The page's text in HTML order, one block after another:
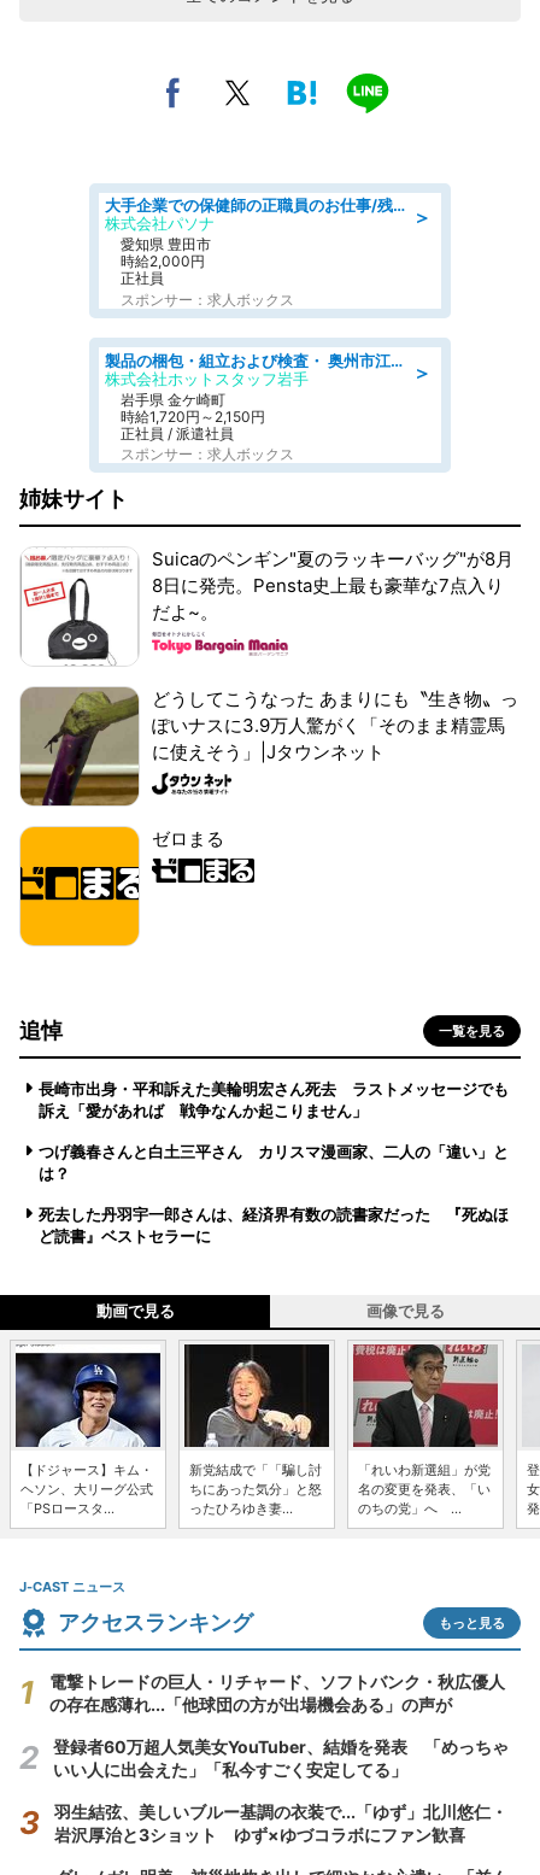
＞
大手企業での保健師の正職員のお仕事/残業なし/要資格:保健師
株式会社パソナ
愛知県 豊田市
時給2,000円
正社員
スポンサー：求人ボックス
＞
製品の梱包・組立および検査・ 奥州市江刺/大手企業で長期安定 梱包・検査・組立/半年経過毎に5万円の報奨金有
株式会社ホットスタッフ岩手
岩手県 金ケ崎町
時給1,720円～2,150円
正社員 / 派遣社員
スポンサー：求人ボックス
姉妹サイト
Suicaのペンギン"夏のラッキーバッグ"が8月
8日に発売。Pensta史上最も豪華な7点入り
だよ~。
どうしてこうなった あまりにも〝生き物〟っ
ぽいナスに3.9万人驚がく「そのまま精霊馬
に使えそう」|Jタウンネット
ゼロまる
追悼 一覧を見る
長崎市出身・平和訴えた美輪明宏さん死去 ラストメッセージでも
訴え「愛があれば 戦争なんか起こりません」
つげ義春さんと白土三平さん カリスマ漫画家、二人の「違い」と
は？
死去した丹羽宇一郎さんは、経済界有数の読書家だった 『死ぬほ
ど読書』ベストセラーに
動画で見る 画像で見る
【ドジャース】キム・
ヘソン、大リーグ公式
「PSロースタ...
新党結成で「「騙し討
ちにあった気分」と怒
ったひろゆき妻...
「れいわ新選組」が党
名の変更を発表、「い
のちの党」へ ...
J-CAST ニュース
アクセスランキング もっと見る
電撃トレードの巨人・リチャード、ソフトバンク・秋広優人
の存在感薄れ...「他球団の方が出場機会ある」の声が
登録者60万超人気美女YouTuber、結婚を発表 「めっちゃ
いい人に出会えた」「私今すごく安定してる」
羽生結弦、美しいブルー基調の衣装で...「ゆず」北川悠仁・
岩沢厚治と3ショット ゆず×ゆづコラボにファン歓喜